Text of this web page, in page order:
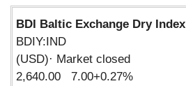
BDI Baltic Exchange Dry Index
BDIY:IND
(USD)· Market closed
2,640.00 7.00+0.27%